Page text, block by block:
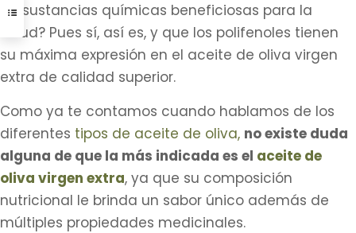
de sustancias químicas beneficiosas para la
salud? Pues sí, así es, y que los polifenoles tienen
su máxima expresión en el aceite de oliva virgen
extra de calidad superior.
Como ya te contamos cuando hablamos de los
diferentes tipos de aceite de oliva, no existe duda
alguna de que la más indicada es el aceite de
oliva virgen extra, ya que su composición
nutricional le brinda un sabor único además de
múltiples propiedades medicinales.